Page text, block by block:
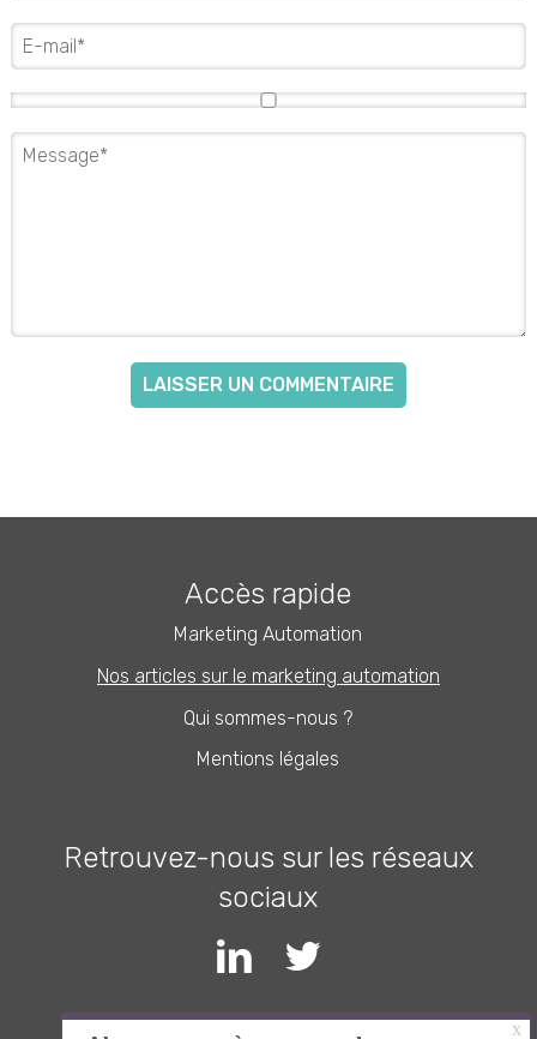
Accès rapide
Marketing Automation
Nos articles sur le marketing automation
Qui sommes-nous ?
Mentions légales
Retrouvez-nous sur les réseaux
sociaux